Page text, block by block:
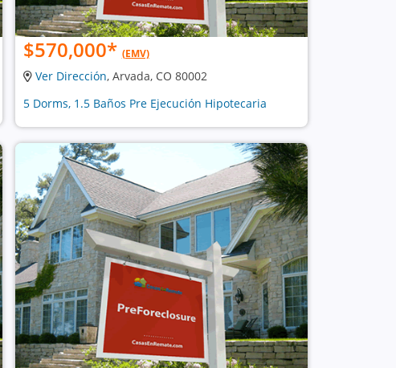
$570,000* (EMV)
Ver Dirección, Arvada, CO 80002
5 Dorms, 1.5 Baños Pre Ejecución Hipotecaria